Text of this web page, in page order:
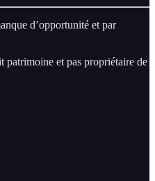
d’opportunité et par
patrimoine et pas propriétaire de